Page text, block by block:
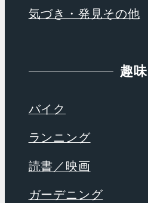
気づき・発見その他
趣味
バイク
ランニング
読書／映画
ガーデニング